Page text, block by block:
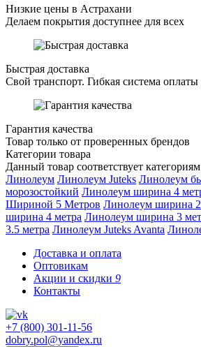
Низкие цены в Астрахани
Делаем покрытия доступнее для всех
Быстрая доставка
Свой транспорт. Гибкая система оплаты
Гарантия качества
Товар только от проверенных брендов
Категории товара
Данный товар соответствует категориям
Линолеум Линолеум Juteks Линолеум
морозостойкий Линолеум ширина 4
Шириной 5 Метров Линолеум ширина
ширина 4 метра Линолеум ширина 3
3.5 метра Линолеум Juteks Avanta
Доставка и оплата
Оптовикам
Акции и скидки 9
Контакты
+7 (800) 301-11-56
dobry.pol@yandex.ru